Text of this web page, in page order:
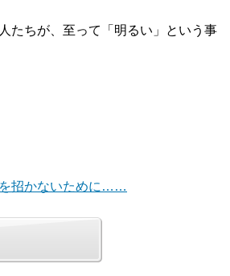
たちが、至って「明るい」という事
招かないために……